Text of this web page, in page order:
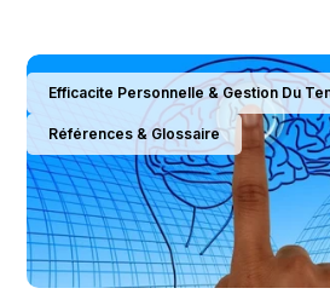
personnelle, dans un récent
Texte de David Allen "Etonné,
suppose que vous vous êtes
catégorie
Efficacite Personnelle & Gestion Du
Références & Glossaire